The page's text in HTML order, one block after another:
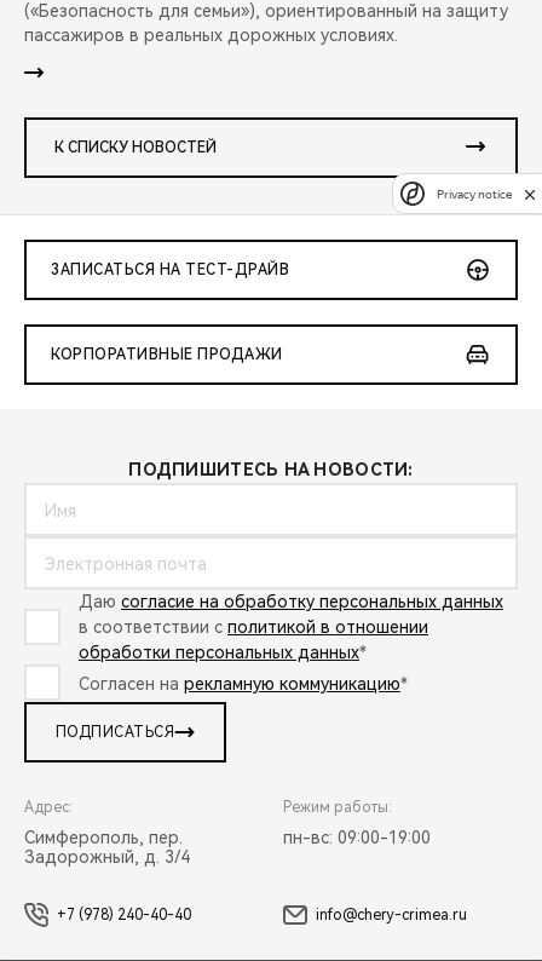
(«Безопасность для семьи»), ориентированный на защиту
пассажиров в реальных дорожных условиях.
К СПИСКУ НОВОСТЕЙ
ЗАПИСАТЬСЯ НА ТЕСТ-ДРАЙВ
КОРПОРАТИВНЫЕ ПРОДАЖИ
ПОДПИШИТЕСЬ НА НОВОСТИ:
Даю согласие на обработку персональных данных
в соответствии с политикой в отношении
обработки персональных данных*
Согласен на рекламную коммуникацию*
ПОДПИСАТЬСЯ
Адрес:
Симферополь, пер.
Задорожный, д. 3/4
Режим работы:
пн-вс: 09:00-19:00
+7 (978) 240-40-40 info@chery-crimea.ru
Privacy notice